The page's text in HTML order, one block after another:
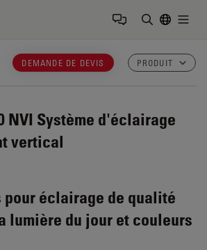
Logo
DEMANDE DE DEVIS PRODUIT
NVI Système d'éclairage
vertical
pour éclairage de qualité
lumière du jour et couleurs